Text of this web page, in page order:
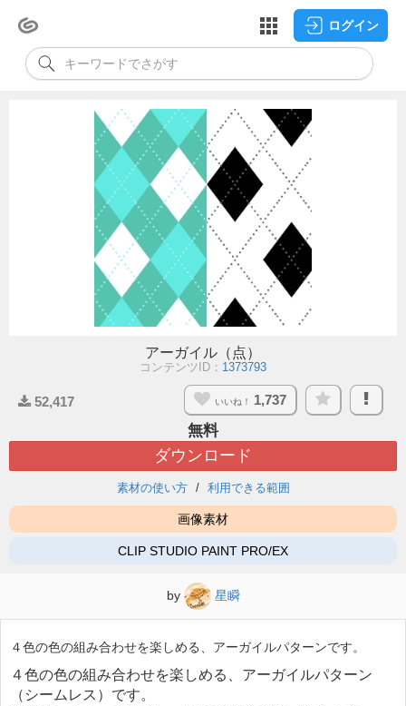
ログイン
アーガイル（点）
コンテンツID： 1373793
52,417 いいね！ 1,737
無料
ダウンロード
素材の使い方 利用できる範囲
画像素材
CLIP STUDIO PAINT PRO/EX
by 星瞬
４色の色の組み合わせを楽しめる、アーガイルパターンです。
４色の色の組み合わせを楽しめる、アーガイルパターン
（シームレス）です。